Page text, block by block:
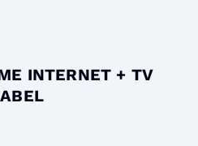
INTERNET + TV